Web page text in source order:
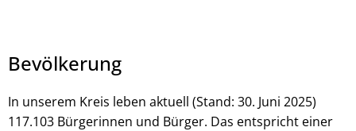
Bevölkerung
In unserem Kreis leben aktuell (Stand: 30. Juni 2025)
117.103 Bürgerinnen und Bürger. Das entspricht einer